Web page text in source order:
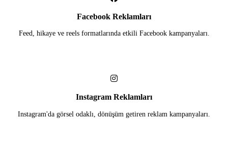
Facebook Reklamları
Feed, hikaye ve reels formatlarında etkili Facebook kampanyaları.
Instagram Reklamları
Instagram'da görsel odaklı, dönüşüm getiren reklam kampanyaları.